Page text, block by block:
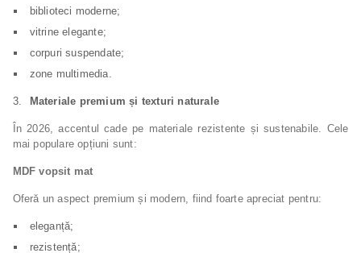
biblioteci moderne;
vitrine elegante;
corpuri suspendate;
zone multimedia.
Materiale premium și texturi naturale
În 2026, accentul cade pe materiale rezistente și sustenabile. Cele
mai populare opțiuni sunt:
MDF vopsit mat
Oferă un aspect premium și modern, fiind foarte apreciat pentru:
eleganță;
rezistență;